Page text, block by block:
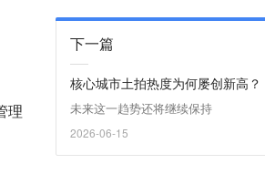
理
下一篇
核心城市土拍热度为何屡创新高？
未来这一趋势还将继续保持
2026-06-15